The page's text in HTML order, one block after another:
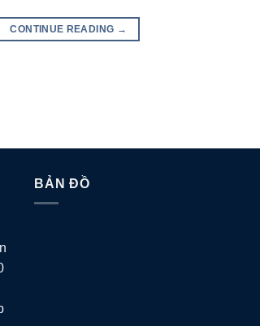
CONTINUE READING →
BẢN ĐỒ